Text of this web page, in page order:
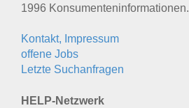
1996 Konsumenten­informationen.
Kontakt, Impressum
offene Jobs
Letzte Suchanfragen
HELP-Netzwerk